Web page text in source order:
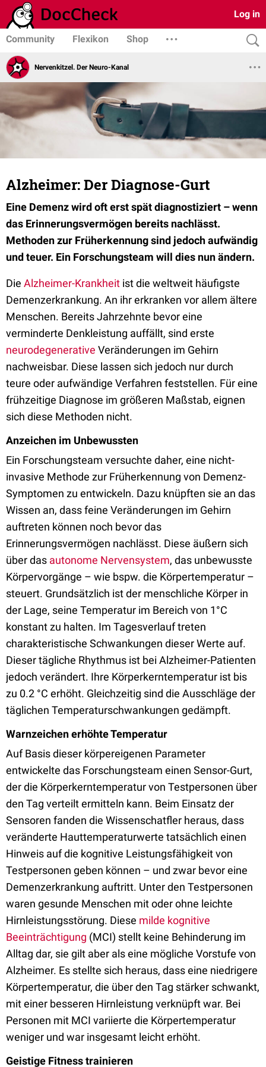
Log in
Community Flexikon Shop
Nervenkitzel. Der Neuro-Kanal
Alzheimer: Der Diagnose-Gurt
Eine Demenz wird oft erst spät diagnostiziert – wenn
das Erinnerungsvermögen bereits nachlässt.
Methoden zur Früherkennung sind jedoch aufwändig
und teuer. Ein Forschungsteam will dies nun ändern.
Die Alzheimer-Krankheit ist die weltweit häufigste
Demenzerkrankung. An ihr erkranken vor allem ältere
Menschen. Bereits Jahrzehnte bevor eine
verminderte Denkleistung auffällt, sind erste
neurodegenerative Veränderungen im Gehirn
nachweisbar. Diese lassen sich jedoch nur durch
teure oder aufwändige Verfahren feststellen. Für eine
frühzeitige Diagnose im größeren Maßstab, eignen
sich diese Methoden nicht.
Anzeichen im Unbewussten
Ein Forschungsteam versuchte daher, eine nicht-
invasive Methode zur Früherkennung von Demenz-
Symptomen zu entwickeln. Dazu knüpften sie an das
Wissen an, dass feine Veränderungen im Gehirn
auftreten können noch bevor das
Erinnerungsvermögen nachlässt. Diese äußern sich
über das autonome Nervensystem, das unbewusste
Körpervorgänge – wie bspw. die Körpertemperatur –
steuert. Grundsätzlich ist der menschliche Körper in
der Lage, seine Temperatur im Bereich von 1°C
konstant zu halten. Im Tagesverlauf treten
charakteristische Schwankungen dieser Werte auf.
Dieser tägliche Rhythmus ist bei Alzheimer-Patienten
jedoch verändert. Ihre Körperkerntemperatur ist bis
zu 0.2 °C erhöht. Gleichzeitig sind die Ausschläge der
täglichen Temperaturschwankungen gedämpft.
Warnzeichen erhöhte Temperatur
Auf Basis dieser körpereigenen Parameter
entwickelte das Forschungsteam einen Sensor-Gurt,
der die Körperkerntemperatur von Testpersonen über
den Tag verteilt ermitteln kann. Beim Einsatz der
Sensoren fanden die Wissenschatfler heraus, dass
veränderte Hauttemperaturwerte tatsächlich einen
Hinweis auf die kognitive Leistungsfähigkeit von
Testpersonen geben können – und zwar bevor eine
Demenzerkrankung auftritt. Unter den Testpersonen
waren gesunde Menschen mit oder ohne leichte
Hirnleistungsstörung. Diese milde kognitive
Beeinträchtigung (MCI) stellt keine Behinderung im
Alltag dar, sie gilt aber als eine mögliche Vorstufe von
Alzheimer. Es stellte sich heraus, dass eine niedrigere
Körpertemperatur, die über den Tag stärker schwankt,
mit einer besseren Hirnleistung verknüpft war. Bei
Personen mit MCI variierte die Körpertemperatur
weniger und war insgesamt leicht erhöht.
Geistige Fitness trainieren